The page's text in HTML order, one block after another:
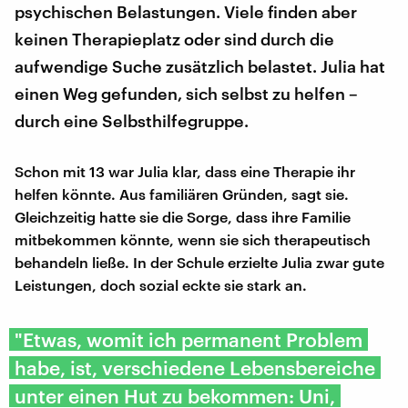
psychischen Belastungen. Viele finden aber
keinen Therapieplatz oder sind durch die
aufwendige Suche zusätzlich belastet. Julia hat
einen Weg gefunden, sich selbst zu helfen –
durch eine Selbsthilfegruppe.
Schon mit 13 war Julia klar, dass eine Therapie ihr
helfen könnte. Aus familiären Gründen, sagt sie.
Gleichzeitig hatte sie die Sorge, dass ihre Familie
mitbekommen könnte, wenn sie sich therapeutisch
behandeln ließe. In der Schule erzielte Julia zwar gute
Leistungen, doch sozial eckte sie stark an.
"Etwas, womit ich permanent Problem
habe, ist, verschiedene Lebensbereiche
unter einen Hut zu bekommen: Uni,